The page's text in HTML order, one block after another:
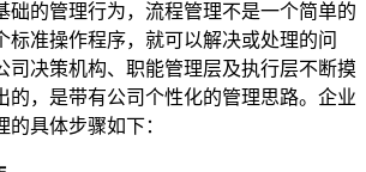
础的管理行为，流程管理不是一个简单的
标准操作程序，就可以解决或处理的问
司决策机构、职能管理层及执行层不断摸
的，是带有公司个性化的管理思路。企业
具体步骤如下：